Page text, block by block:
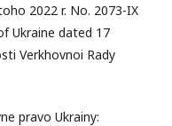
2022 r. No. 2073-IX
Ukraine dated 17
Verkhovnoi Rady
pravo Ukrainy: